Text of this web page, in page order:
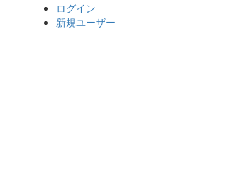
ログイン
新規ユーザー